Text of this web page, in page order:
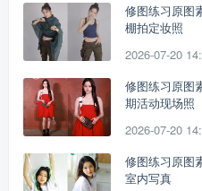
修图练习原图
棚拍定妆照
2026-07-20
修图练习原图
期活动现场照
2026-07-20
修图练习原图
室内写真